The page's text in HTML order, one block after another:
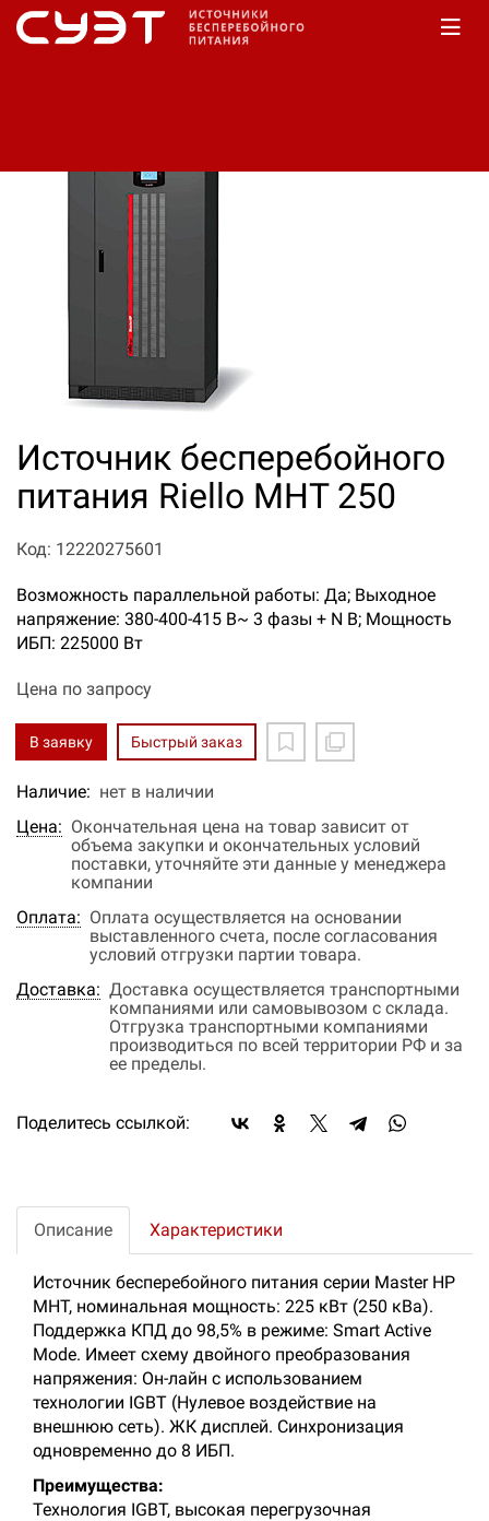
Источник бесперебойного
питания Riello MHT 250
Код: 12220275601
Возможность параллельной работы: Да; Выходное
напряжение: 380-400-415 В~ 3 фазы + N В; Мощность
ИБП: 225000 Вт
Цена по запросу
В заявку Быстрый заказ
Наличие: нет в наличии
Цена: Окончательная цена на товар зависит от
объема закупки и окончательных условий
поставки, уточняйте эти данные у менеджера
компании
Оплата: Оплата осуществляется на основании
выставленного счета, после согласования
условий отгрузки партии товара.
Доставка: Доставка осуществляется транспортными
компаниями или самовывозом с склада.
Отгрузка транспортными компаниями
производиться по всей территории РФ и за
ее пределы.
Поделитесь ссылкой:
Описание Характеристики
Источник бесперебойного питания серии Master HP
MHT, номинальная мощность: 225 кВт (250 кВа).
Поддержка КПД до 98,5% в режиме: Smart Active
Mode. Имеет схему двойного преобразования
напряжения: Он-лайн с использованием
технологии IGBT (Нулевое воздействие на
внешнюю сеть). ЖК дисплей. Синхронизация
одновременно до 8 ИБП.
Преимущества:
Технология IGBT, высокая перегрузочная